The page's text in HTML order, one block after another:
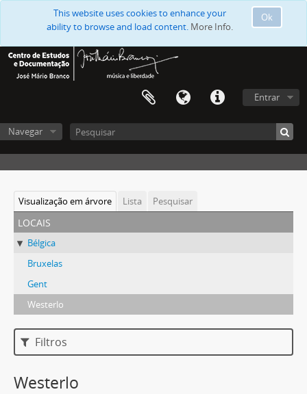
Ok
This website uses cookies to enhance your
ability to browse and load content. More Info.
Entrar
Navegar
Visualização em árvore Lista Pesquisar
locais
Bélgica
Bruxelas
Gent
Westerlo
Filtros
Westerlo